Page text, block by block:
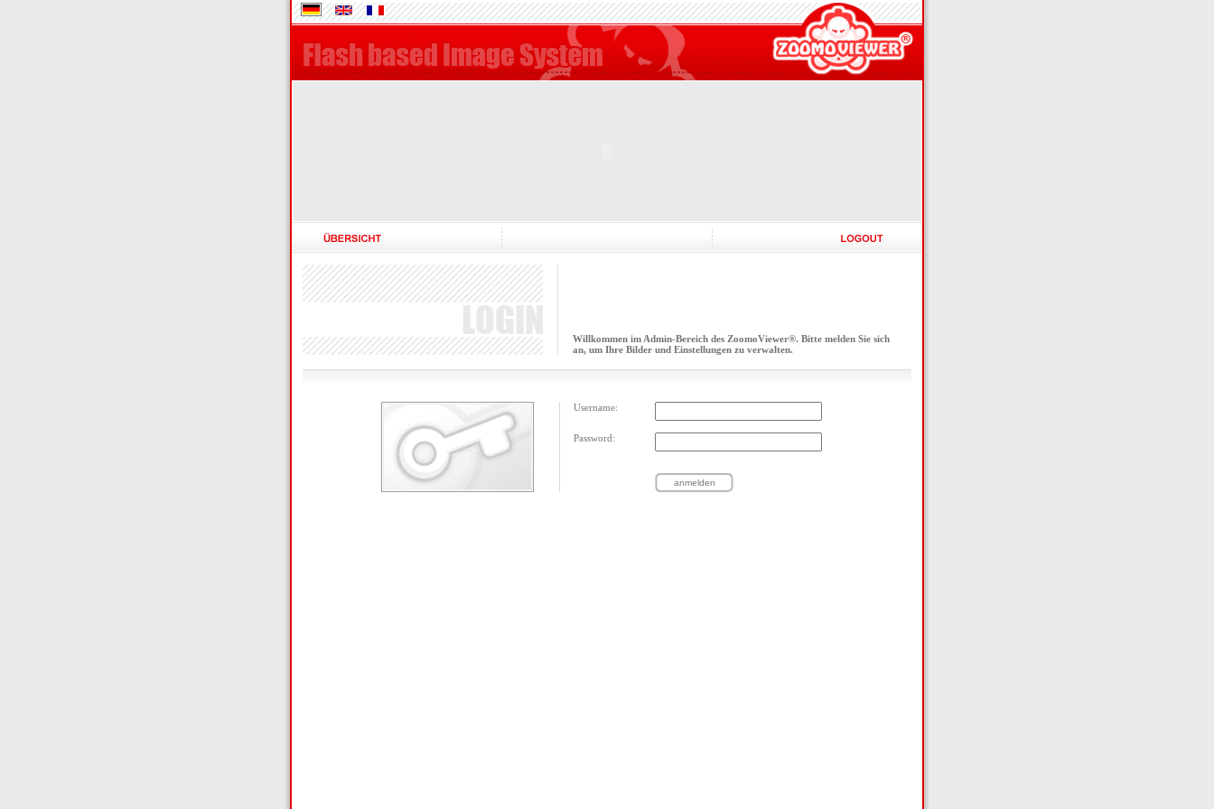
Willkommen im Admin-Bereich des ZoomoViewer®. Bitte melden Sie sich
an, um Ihre Bilder und Einstellungen zu verwalten.
Username:
Password: